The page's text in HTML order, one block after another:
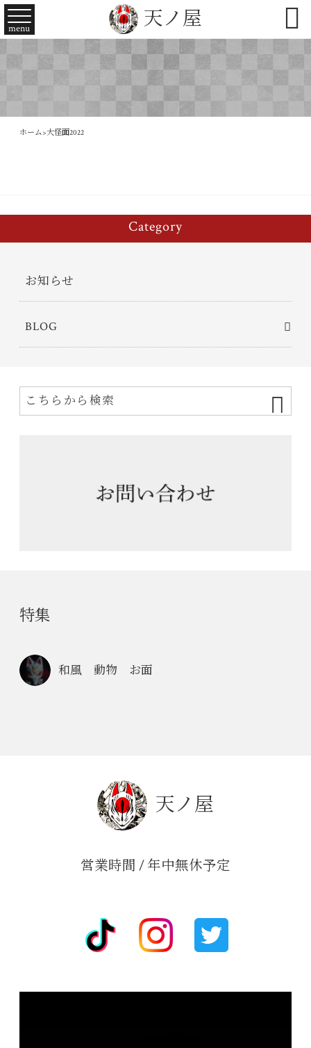
天ノ屋
menu 
ホーム>大怪面2022
Category
お知らせ
BLOG
特集
和風 動物 お面
天ノ屋
営業時間 / 年中無休予定